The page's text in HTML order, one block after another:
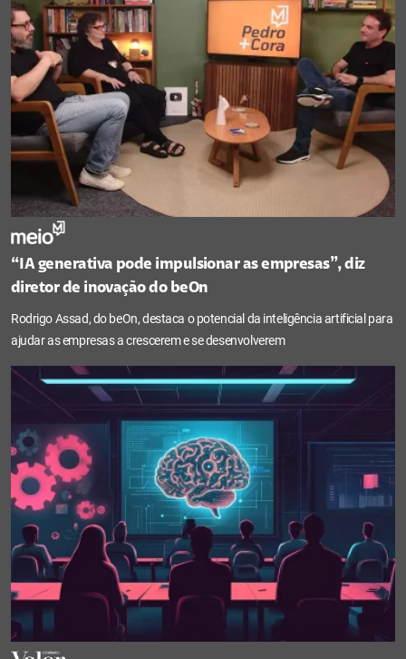
“IA generativa pode impulsionar as empresas”, diz
diretor de inovação do beOn
Rodrigo Assad, do beOn, destaca o potencial da inteligência artificial para
ajudar as empresas a crescerem e se desenvolverem